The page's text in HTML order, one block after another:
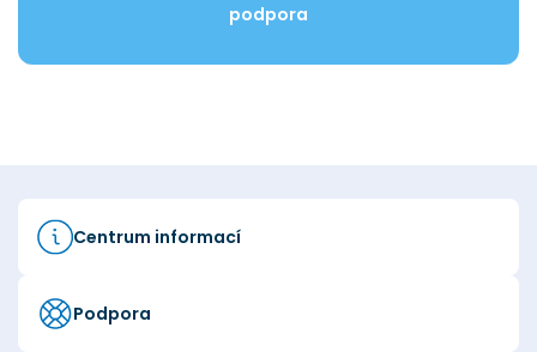
podpora
Centrum informací
Podpora